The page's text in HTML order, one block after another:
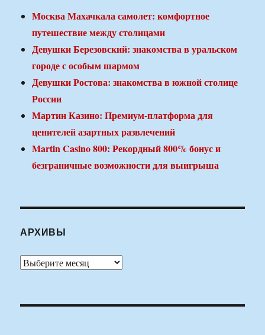
Москва Махачкала самолет: комфортное
путешествие между столицами
Девушки Березовский: знакомства в уральском
городе с особым шармом
Девушки Ростова: знакомства в южной столице
России
Мартин Казино: Премиум-платформа для
ценителей азартных развлечений
Martin Casino 800: Рекордный 800% бонус и
безграничные возможности для выигрыша
АРХИВЫ
Архивы